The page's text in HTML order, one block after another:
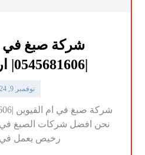
شركة صبغ في
|0545681606| ارخص صباغ
نوفمبر 9, 2024
نحن افضل شركات الصبغ في
رخيص يعمل